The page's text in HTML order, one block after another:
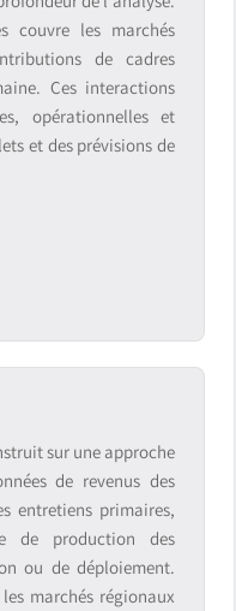
couvre les marchés
de cadres
Ces interactions
opérationnelles et
et des prévisions de
sur une approche
de revenus des
entretiens primaires,
de production des
ou de déploiement.
marchés régionaux